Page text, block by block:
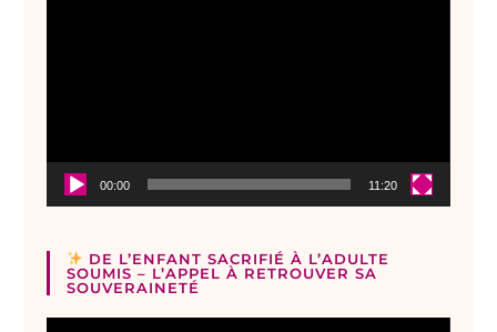
00:00 11:20
DE L’ENFANT SACRIFIÉ À L’ADULTE
SOUMIS – L’APPEL À RETROUVER SA
SOUVERAINETÉ